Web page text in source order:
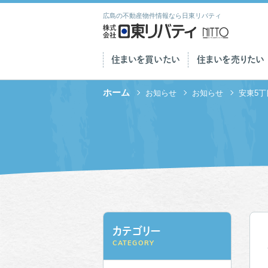
広島の不動産物件情報なら日東リバティ
住まいを買いたい 住まいを売りたい
ホーム お知らせ お知らせ 安東5
カテゴリー
CATEGORY